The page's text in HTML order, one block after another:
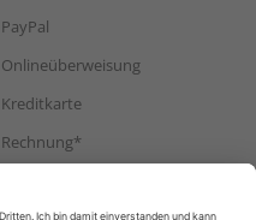
PayPal
Onlineüberweisung
Kreditkarte
Rechnung*